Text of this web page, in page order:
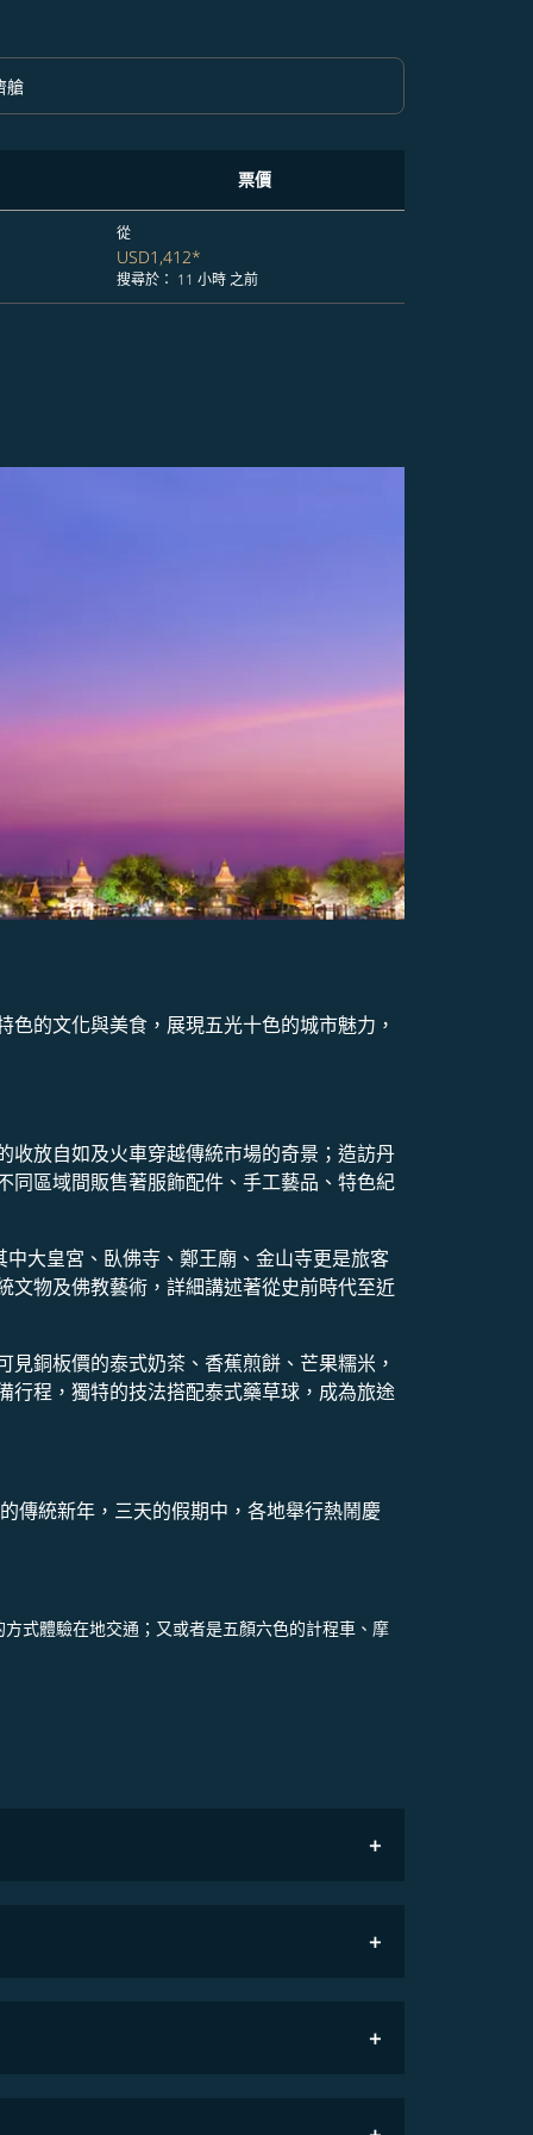
option 經濟艙 Selected
艙
票價
從
USD1,412*
搜尋於： 11 小時 之前
的文化與美食，展現五光十色的城市魅力，
收放自如及火車穿越傳統市場的奇景；造訪丹
同區域間販售著服飾配件、手工藝品、特色紀
大皇宮、臥佛寺、鄭王廟、金山寺更是旅客
文物及佛教藝術，詳細講述著從史前時代至近
銅板價的泰式奶茶、香蕉煎餅、芒果糯米，
行程，獨特的技法搭配泰式藥草球，成為旅途
傳統新年，三天的假期中，各地舉行熱鬧慶
式體驗在地交通；又或者是五顏六色的計程車、摩